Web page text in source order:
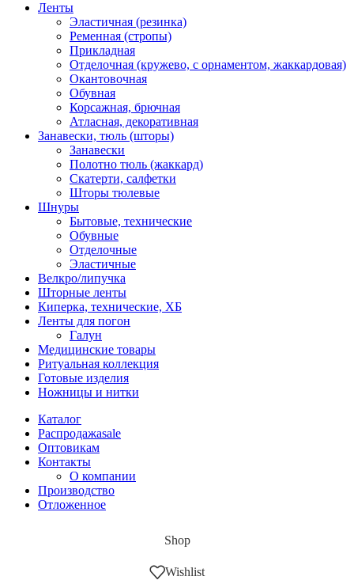
Ленты
Эластичная (резинка)
Ременная (стропы)
Прикладная
Отделочная (кружево, с орнаментом, жаккардовая)
Окантовочная
Обувная
Корсажная, брючная
Атласная, декоративная
Занавески, тюль (шторы)
Занавески
Полотно тюль (жаккард)
Скатерти, салфетки
Шторы тюлевые
Шнуры
Бытовые, технические
Обувные
Отделочные
Эластичные
Велкро/липучка
Шторные ленты
Киперка, технические, ХБ
Ленты для погон
Галун
Медицинские товары
Ритуальная коллекция
Готовые изделия
Ножницы и нитки
Каталог
Распродажаsale
Оптовикам
Контакты
О компании
Производство
Отложенное
Shop
Wishlist